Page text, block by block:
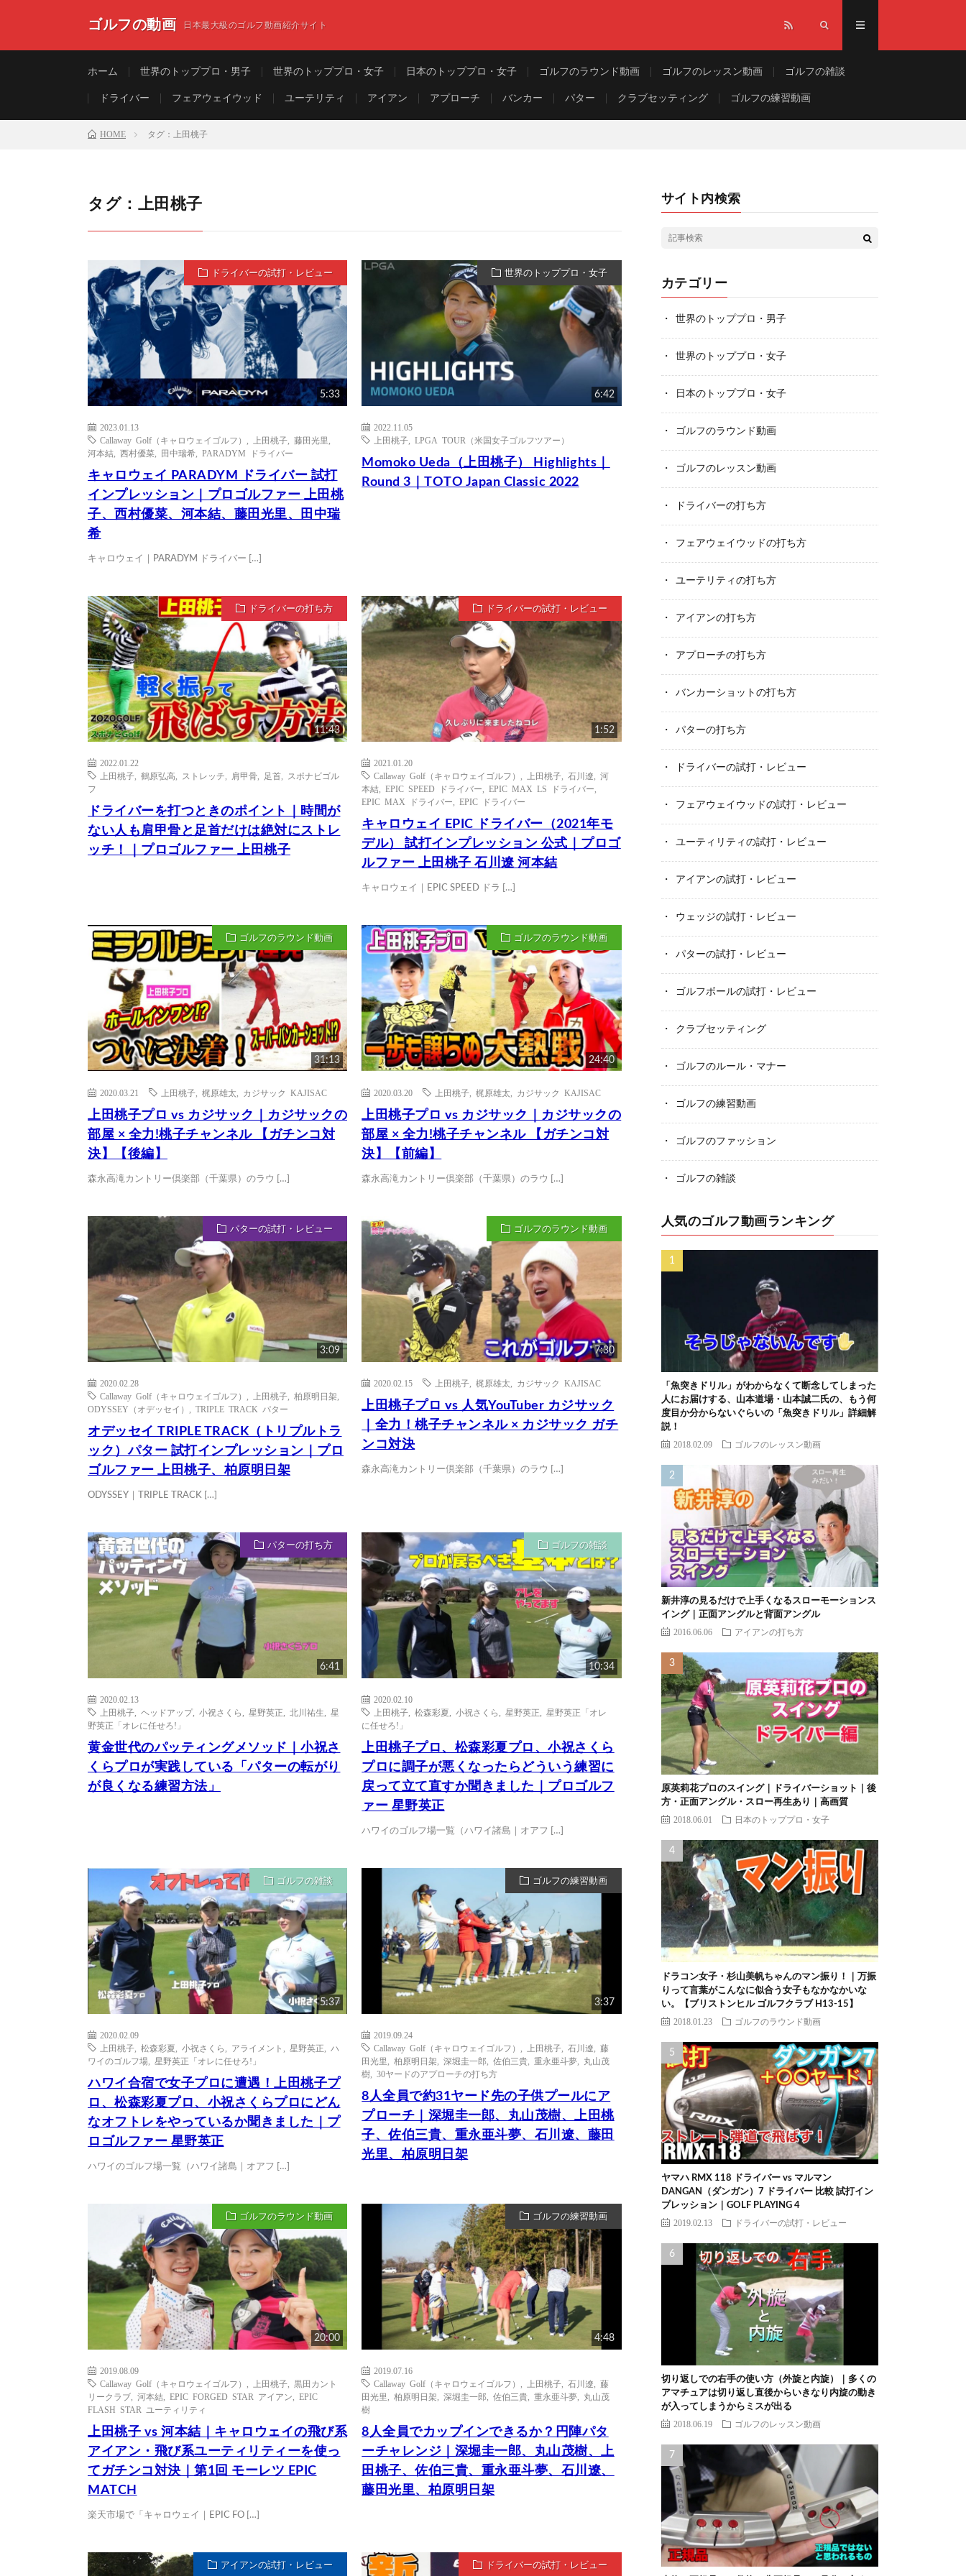
ゴルフの動画 日本最大級のゴルフ動画紹介サイト
ホーム 世界のトッププロ・男子 世界のトッププロ・女子 日本のトッププロ・女子 ゴルフのラウンド動画 ゴルフのレッスン動画 ゴルフの雑談
ドライバー フェアウェイウッド ユーテリティ アイアン アプローチ バンカー パター クラブセッティング ゴルフの練習動画
HOME タグ：上田桃子
タグ：上田桃子
ドライバーの試打・レビュー
5:33
2023.01.13
Callaway Golf（キャロウェイゴルフ）
上田桃子 藤田光里
河本結
西村優菜 田中瑞希 PARADYM ドライバー
キャロウェイ PARADYM ドライバー 試打
インプレッション｜プロゴルファー 上田桃
子、西村優菜、河本結、藤田光里、田中瑞
希
キャロウェイ｜PARADYM ドライバー […]
世界のトッププロ・女子
6:42
2022.11.05
上田桃子 ,LPGA TOUR（米国女子ゴルフツアー）
Momoko Ueda（上田桃子） Highlights｜
Round 3｜TOTO Japan Classic 2022
ドライバーの打ち方
11:43
2022.01.22
上田桃子
鶴原弘高 ストレッチ 肩甲骨 足首
スポナビゴル
フ
ドライバーを打つときのポイント｜時間が
ない人も肩甲骨と足首だけは絶対にストレ
ッチ！｜プロゴルファー 上田桃子
ドライバーの試打・レビュー
1:52
2021.01.20
Callaway Golf（キャロウェイゴルフ）
上田桃子 ,石川遼 ,河
本結 ,EPIC SPEED ドライバー ,EPIC MAX LS ドライバー
EPIC MAX ドライバー
,EPIC ドライバー
キャロウェイ EPIC ドライバー（2021年モ
デル） 試打インプレッション 公式｜プロゴ
ルファー 上田桃子 石川遼 河本結
キャロウェイ｜EPIC SPEED ドラ […]
ゴルフのラウンド動画
31:13
2020.03.21 上田桃子 梶原雄太 カジサック KAJISAC
上田桃子プロ vs カジサック｜カジサックの
部屋 × 全力!桃子チャンネル 【ガチンコ対
決】【後編】
森永高滝カントリー倶楽部（千葉県）のラウ […]
ゴルフのラウンド動画
24:40
2020.03.20 上田桃子 ,梶原雄太 カジサック KAJISAC
上田桃子プロ vs カジサック｜カジサックの
部屋 × 全力!桃子チャンネル 【ガチンコ対
決】【前編】
森永高滝カントリー倶楽部（千葉県）のラウ […]
パターの試打・レビュー
3:09
2020.02.28
Callaway Golf（キャロウェイゴルフ）
上田桃子 柏原明日架
ODYSSEY（オデッセイ）
TRIPLE TRACK パター
オデッセイ TRIPLE TRACK（トリプルトラ
ック）パター 試打インプレッション｜プロ
ゴルファー 上田桃子、柏原明日架
ODYSSEY｜TRIPLE TRACK […]
ゴルフのラウンド動画
7:30
2020.02.15 上田桃子 ,梶原雄太 カジサック KAJISAC
上田桃子プロ vs 人気YouTuber カジサック
｜全力！桃子チャンネル × カジサック ガチ
ンコ対決
森永高滝カントリー倶楽部（千葉県）のラウ […]
パターの打ち方
6:41
2020.02.13
上田桃子
ヘッドアップ, 小祝さくら 星野英正 北川祐生
星
野英正「オレに任せろ!」
黄金世代のパッティングメソッド｜小祝さ
くらプロが実践している「パターの転がり
が良くなる練習方法」
ゴルフの雑談
10:34
2020.02.10
上田桃子 ,松森彩夏 ,小祝さくら 星野英正
星野英正「オレ
に任せろ!」
上田桃子プロ、松森彩夏プロ、小祝さくら
プロに調子が悪くなったらどういう練習に
戻って立て直すか聞きました｜プロゴルフ
ァー 星野英正
ハワイのゴルフ場一覧（ハワイ諸島｜オアフ […]
ゴルフの雑談
5:37
2020.02.09
上田桃子
松森彩夏 小祝さくら アライメント 星野英正
ハ
ワイのゴルフ場
星野英正「オレに任せろ!」
ハワイ合宿で女子プロに遭遇！上田桃子プ
ロ、松森彩夏プロ、小祝さくらプロにどん
なオフトレをやっているか聞きました｜プ
ロゴルファー 星野英正
ハワイのゴルフ場一覧（ハワイ諸島｜オアフ […]
ゴルフの練習動画
3:37
2019.09.24
Callaway Golf（キャロウェイゴルフ）
上田桃子 ,石川遼 ,藤
田光里
,柏原明日架 ,深堀圭一郎 ,佐伯三貴 ,重永亜斗夢
丸山茂
樹 ,30ヤードのアプローチの打ち方
8人全員で約31ヤード先の子供プールにア
プローチ｜深堀圭一郎、丸山茂樹、上田桃
子、佐伯三貴、重永亜斗夢、石川遼、藤田
光里、柏原明日架
ゴルフのラウンド動画
20:00
2019.08.09
Callaway Golf（キャロウェイゴルフ）
上田桃子
黒田カント
リークラブ
河本結 EPIC FORGED STAR アイアン
EPIC
FLASH STAR ユーティリティ
上田桃子 vs 河本結｜キャロウェイの飛び系
アイアン・飛び系ユーティリティーを使っ
てガチンコ対決｜第1回 モーレツ EPIC
MATCH
楽天市場で「キャロウェイ｜EPIC FO […]
ゴルフの練習動画
4:48
2019.07.16
Callaway Golf（キャロウェイゴルフ）
上田桃子 ,石川遼 ,藤
田光里
,柏原明日架 ,深堀圭一郎 ,佐伯三貴 ,重永亜斗夢
丸山茂
樹
8人全員でカップインできるか？円陣パタ
ーチャレンジ｜深堀圭一郎、丸山茂樹、上
田桃子、佐伯三貴、重永亜斗夢、石川遼、
藤田光里、柏原明日架
アイアンの試打・レビュー ドライバーの試打・レビュー
サイト内検索
カテゴリー
世界のトッププロ・男子
世界のトッププロ・女子
日本のトッププロ・女子
ゴルフのラウンド動画
ゴルフのレッスン動画
ドライバーの打ち方
フェアウェイウッドの打ち方
ユーテリティの打ち方
アイアンの打ち方
アプローチの打ち方
バンカーショットの打ち方
パターの打ち方
ドライバーの試打・レビュー
フェアウェイウッドの試打・レビュー
ユーティリティの試打・レビュー
アイアンの試打・レビュー
ウェッジの試打・レビュー
パターの試打・レビュー
ゴルフボールの試打・レビュー
クラブセッティング
ゴルフのルール・マナー
ゴルフの練習動画
ゴルフのファッション
ゴルフの雑談
人気のゴルフ動画ランキング
「魚突きドリル」がわからなくて断念してしまった
人にお届けする、山本道場・山本誠二氏の、もう何
度目か分からないぐらいの「魚突きドリル」詳細解
説！
2018.02.09 ゴルフのレッスン動画
新井淳の見るだけで上手くなるスローモーションス
イング｜正面アングルと背面アングル
2016.06.06 アイアンの打ち方
原英莉花プロのスイング｜ドライバーショット｜後
方・正面アングル・スロー再生あり｜高画質
2018.06.01 日本のトッププロ・女子
ドラコン女子・杉山美帆ちゃんのマン振り！｜万振
りって言葉がこんなに似合う女子もなかなかいな
い。【ブリストンヒル ゴルフクラブ H13-15】
2018.01.23 ゴルフのラウンド動画
ヤマハ RMX 118 ドライバー vs マルマン
DANGAN（ダンガン）7 ドライバー 比較 試打イン
プレッション｜GOLF PLAYING 4
2019.02.13 ドライバーの試打・レビュー
切り返しでの右手の使い方（外旋と内旋）｜多くの
アマチュアは切り返し直後からいきなり内旋の動き
が入ってしまうからミスが出る
2018.06.19 ゴルフのレッスン動画